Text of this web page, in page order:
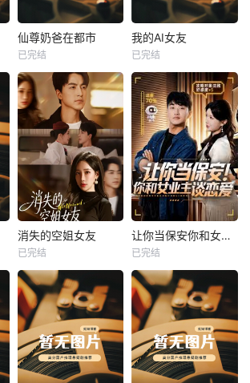
热播
未知
仙尊奶爸在都市
已完结
热播
我的AI女友
未知
我的AI女友
已完结
热播
未知
消失的空姐女友
已完结
热播
未知
让你当保安你和女业主谈恋爱
已完结